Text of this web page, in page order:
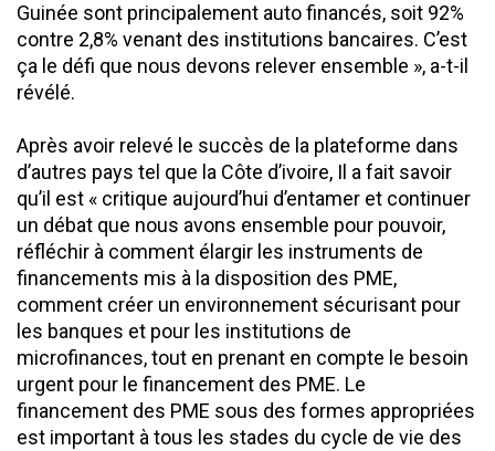
Guinée sont principalement auto financés, soit 92%
contre 2,8% venant des institutions bancaires. C’est
ça le défi que nous devons relever ensemble », a-t-il
révélé.
Après avoir relevé le succès de la plateforme dans
d’autres pays tel que la Côte d’ivoire, Il a fait savoir
qu’il est « critique aujourd’hui d’entamer et continuer
un débat que nous avons ensemble pour pouvoir,
réfléchir à comment élargir les instruments de
financements mis à la disposition des PME,
comment créer un environnement sécurisant pour
les banques et pour les institutions de
microfinances, tout en prenant en compte le besoin
urgent pour le financement des PME. Le
financement des PME sous des formes appropriées
est important à tous les stades du cycle de vie des